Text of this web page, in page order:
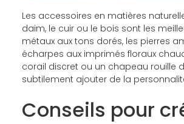
Les accessoires en matières
daim, le cuir ou le bois sont les
métaux aux tons dorés, les pierres
écharpes aux imprimés floraux
corail discret ou un chapeau rouille
subtilement ajouter de la
Conseils pour